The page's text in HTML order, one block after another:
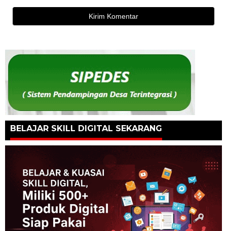
BELAJAR SKILL DIGITAL SEKARANG